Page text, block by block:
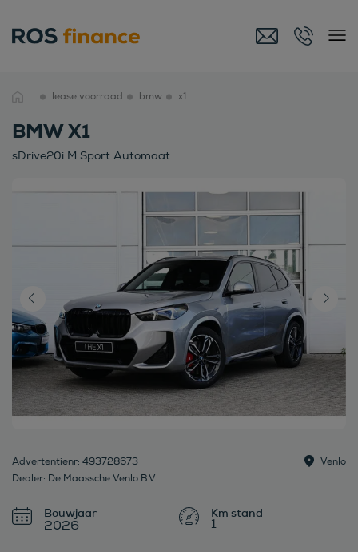
lease voorraad bmw x1
BMW X1
sDrive20i M Sport Automaat
Advertentienr: 493728673
Dealer: De Maassche Venlo B.V.
Venlo
Bouwjaar
2026 1